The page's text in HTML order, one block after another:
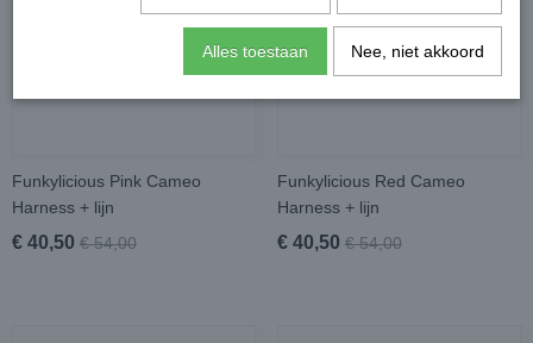
Funkylicious Pink Cameo
Harness + lijn
€ 40,50 € 54,00
Funkylicious Red Cameo
Harness + lijn
€ 40,50 € 54,00
Alles toestaan Nee, niet akkoord